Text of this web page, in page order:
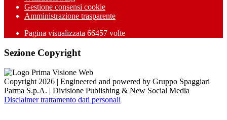
Gestione consensi cookie
Amministrazione trasparente
Pagina visualizzata 66457 volte
Sezione Copyright
Copyright 2026 | Engineered and powered by Gruppo Spaggiari
Parma S.p.A. | Divisione Publishing & New Social Media
Disclaimer trattamento dati personali